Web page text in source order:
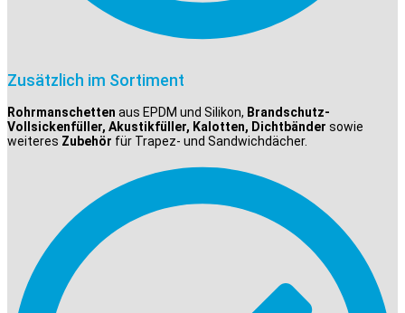
Zusätzlich im Sortiment
Rohrmanschetten aus EPDM und Silikon, Brandschutz-
Vollsickenfüller, Akustikfüller, Kalotten, Dichtbänder sowie
weiteres Zubehör für Trapez- und Sandwichdächer.